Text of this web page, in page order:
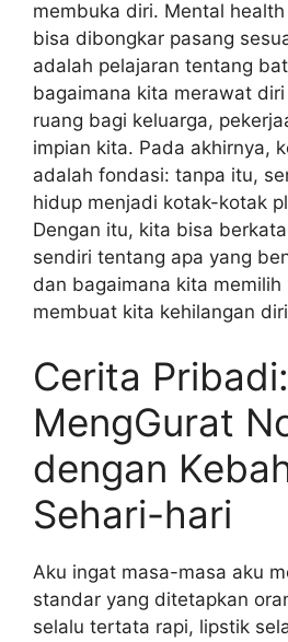
membuka diri. Mental
bisa dibongkar pasang
adalah pelajaran tentang
bagaimana kita merawat
ruang bagi keluarga,
impian kita. Pada akhirnya,
adalah fondasi: tanpa itu,
hidup menjadi kotak-kotak
Dengan itu, kita bisa
sendiri tentang apa yang
dan bagaimana kita
membuat kita kehilangan
Cerita Pribadi:
MengGurat
dengan
Sehari-hari
Aku ingat masa-masa aku
standar yang ditetapkan
selalu tertata rapi, lipstik